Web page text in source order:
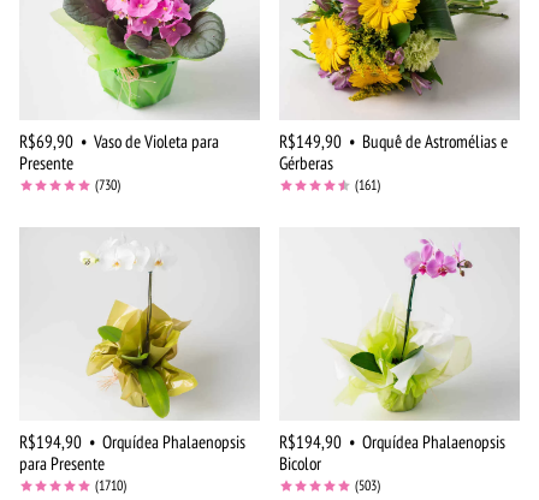
R$69,90 • Vaso de Violeta para
Presente
(730)
R$149,90 • Buquê de Astromélias e
Gérberas
(161)
R$194,90 • Orquídea Phalaenopsis
para Presente
(1710)
R$194,90 • Orquídea Phalaenopsis
Bicolor
(503)